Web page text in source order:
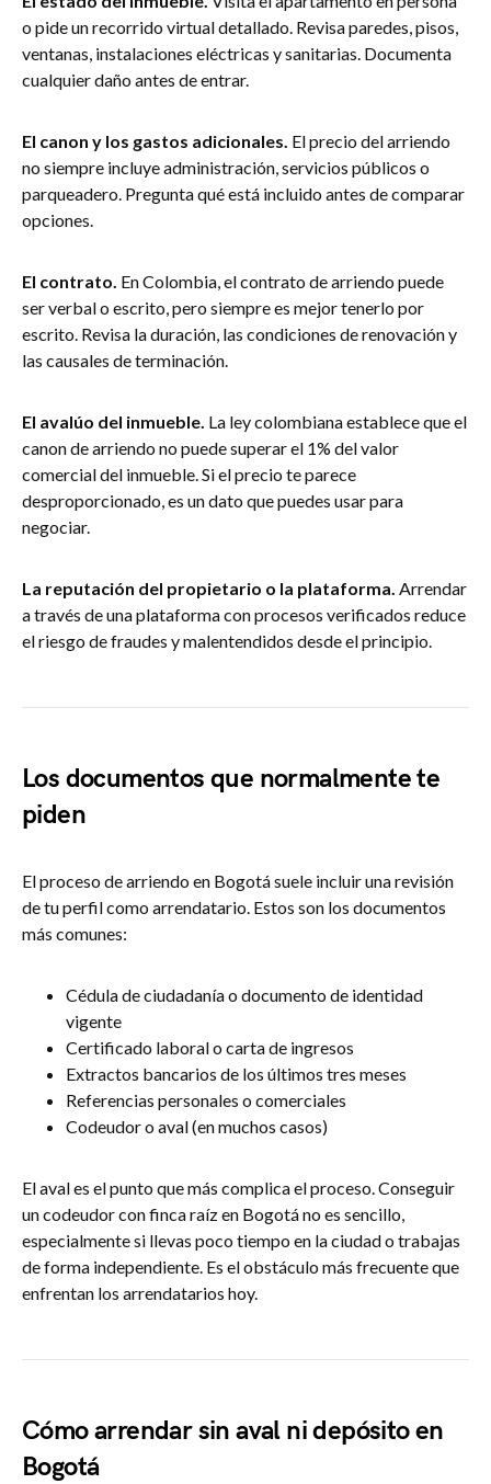
o pide un recorrido virtual detallado. Revisa paredes, pisos,
ventanas, instalaciones eléctricas y sanitarias. Documenta
cualquier daño antes de entrar.
El canon y los gastos adicionales. El precio del arriendo
no siempre incluye administración, servicios públicos o
parqueadero. Pregunta qué está incluido antes de comparar
opciones.
El contrato. En Colombia, el contrato de arriendo puede
ser verbal o escrito, pero siempre es mejor tenerlo por
escrito. Revisa la duración, las condiciones de renovación y
las causales de terminación.
El avalúo del inmueble. La ley colombiana establece que el
canon de arriendo no puede superar el 1% del valor
comercial del inmueble. Si el precio te parece
desproporcionado, es un dato que puedes usar para
negociar.
La reputación del propietario o la plataforma. Arrendar
a través de una plataforma con procesos verificados reduce
el riesgo de fraudes y malentendidos desde el principio.
Los documentos que normalmente te
piden
El proceso de arriendo en Bogotá suele incluir una revisión
de tu perfil como arrendatario. Estos son los documentos
más comunes:
Cédula de ciudadanía o documento de identidad
vigente
Certificado laboral o carta de ingresos
Extractos bancarios de los últimos tres meses
Referencias personales o comerciales
Codeudor o aval (en muchos casos)
El aval es el punto que más complica el proceso. Conseguir
un codeudor con finca raíz en Bogotá no es sencillo,
especialmente si llevas poco tiempo en la ciudad o trabajas
de forma independiente. Es el obstáculo más frecuente que
enfrentan los arrendatarios hoy.
Cómo arrendar sin aval ni depósito en
Bogotá